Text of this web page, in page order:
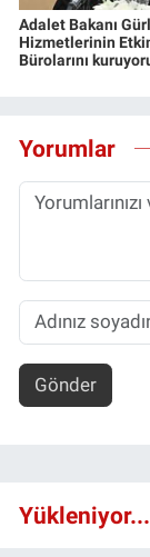
Adalet Bakanı
Hizmetlerinin
Bürolarını
Yorumlar
Gönder
Yükleniyor...